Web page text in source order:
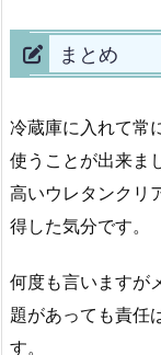
まとめ
使うことが出来ま
高いウレタンクリ
得した気分です。
題があっても責任
す。